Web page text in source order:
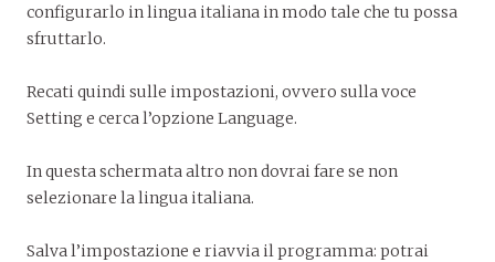
configurarlo in lingua italiana in modo tale che tu possa
sfruttarlo.
Recati quindi sulle impostazioni, ovvero sulla voce
Setting e cerca l’opzione Language.
In questa schermata altro non dovrai fare se non
selezionare la lingua italiana.
Salva l’impostazione e riavvia il programma: potrai